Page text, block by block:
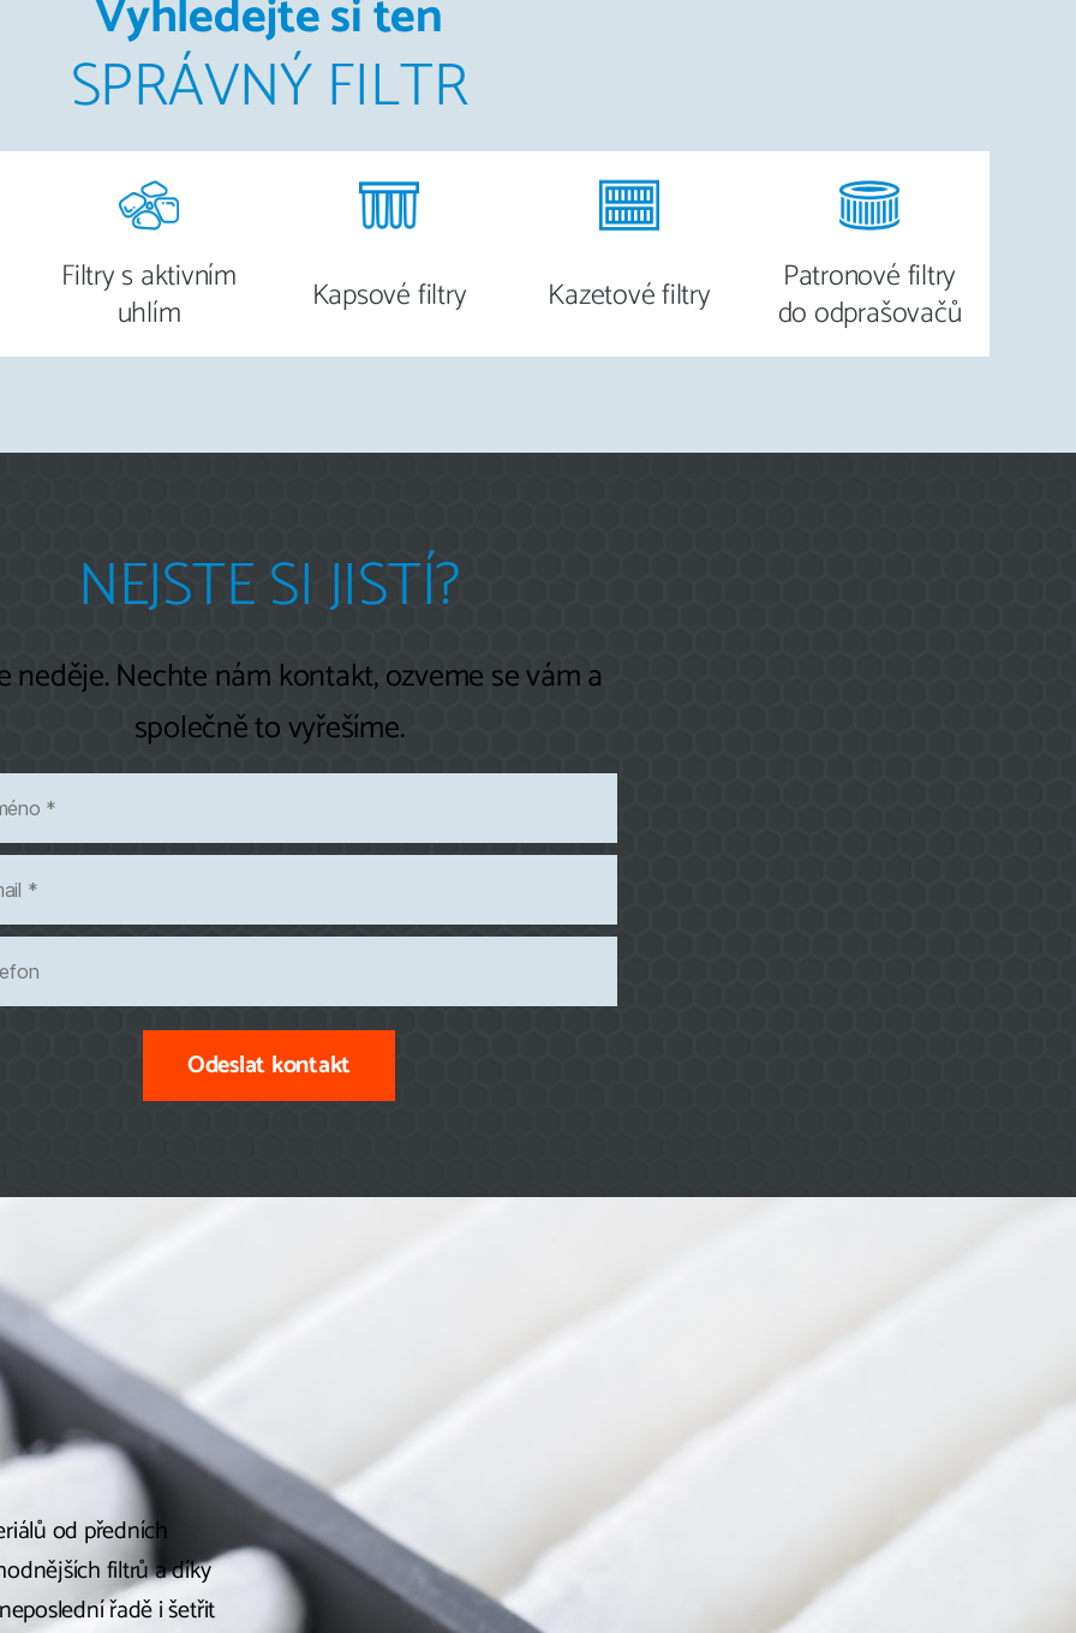
Vyhledejte si ten
SPRÁVNÝ FILTR
Filtry s aktivním
uhlím Kapsové filtry Kazetové filtry Patronové filtry
do odprašovačů
NEJSTE SI JISTÍ?
neděje. Nechte nám kontakt, ozveme se vám a
společně to vyřešíme.
Odeslat kontakt
od předních
filtrů a díky
řadě i šetřit